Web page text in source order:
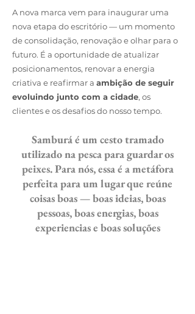
A nova marca vem para inaugurar uma
nova etapa do escritório — um momento
de consolidação, renovação e olhar para o
futuro. É a oportunidade de atualizar
posicionamentos, renovar a energia
criativa e reafirmar a ambição de seguir
evoluindo junto com a cidade, os
clientes e os desafios do nosso tempo.
Samburá é um cesto tramado
utilizado na pesca para guardar os
peixes. Para nós, essa é a metáfora
perfeita para um lugar que reúne
coisas boas — boas ideias, boas
pessoas, boas energias, boas
experiencias e boas soluções